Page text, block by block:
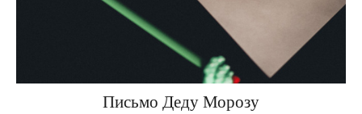
Письмо Деду Морозу